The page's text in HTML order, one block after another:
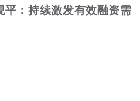
平：持续激发有效融资需